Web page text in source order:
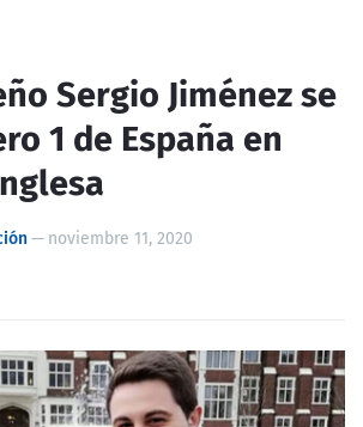
Sergio Jiménez se
1 de España en
— noviembre 11, 2020